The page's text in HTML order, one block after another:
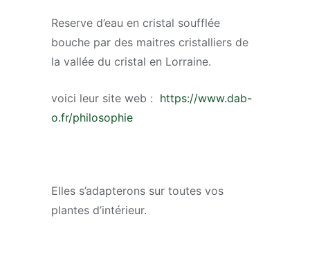
Reserve d’eau en cristal soufflée
bouche par des maitres cristalliers de
la vallée du cristal en Lorraine.
voici leur site web : https://www.dab-
o.fr/philosophie
Elles s’adapterons sur toutes vos
plantes d’intérieur.